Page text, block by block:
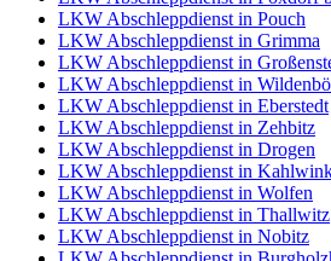
LKW Abschleppdienst in Pouch
LKW Abschleppdienst in Grimma
LKW Abschleppdienst in
LKW Abschleppdienst in
LKW Abschleppdienst in Eberstedt
LKW Abschleppdienst in Zehbitz
LKW Abschleppdienst in Drogen
LKW Abschleppdienst in
LKW Abschleppdienst in Wolfen
LKW Abschleppdienst in Thallwitz
LKW Abschleppdienst in Nobitz